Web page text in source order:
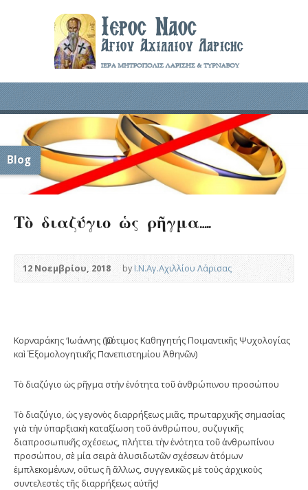
Blog
Τὸ διαζύγιο ὡς ρῆγμα…..
12 Νοεμβρίου, 2018 byΙ.Ν.Αγ.Αχιλλίου Λάρισας
Κορναράκης ‘Ιωάννης (Ὅμότιμος Καθηγητής Ποιμαντικῆς Ψυχολογίας
καὶ Ἐξομολογητικῆς Πανεπιστημίου Ἀθηνῶν)
Τὸ διαζύγιο ὡς ρῆγμα στὴν ἑνότητα τοῦ ἀνθρώπινου προσώπου
Τὸ διαζύγιο, ὡς γεγονὸς διαρρήξεως μιᾶς, πρωταρχικῆς σημασίας
γιὰ τὴν ὑπαρξιακὴ καταξίωση τοῦ ἀνθρώπου, συζυγικῆς
διαπροσωπικῆς σχέσεως, πλήττει τὴν ἑνότητα τοῦ ἀνθρωπίνου
προσώπου, σὲ μία σειρὰ ἁλυσιδωτῶν σχέσεων ἀτόμων
ἐμπλεκομένων, οὕτως ἢ ἄλλως, συγγενικῶς μὲ τοὺς ἀρχικοὺς
συντελεστὲς τῆς διαρρήξεως αὐτῆς!